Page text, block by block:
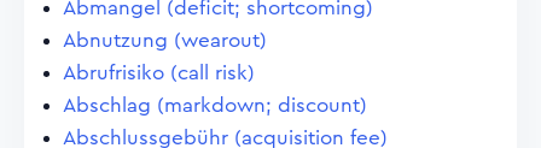
Abmangel (deficit; shortcoming)
Abnutzung (wearout)
Abrufrisiko (call risk)
Abschlag (markdown; discount)
Abschlussgebühr (acquisition fee)